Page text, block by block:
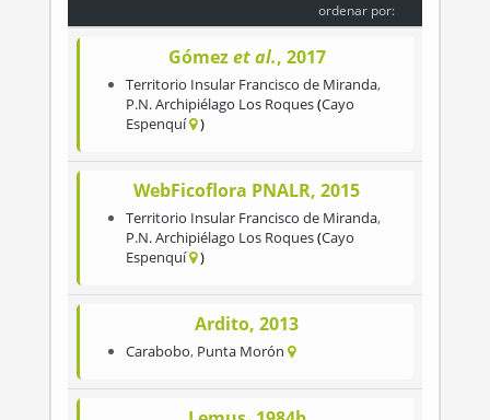
ordenar por:
Gómezet al., 2017
Territorio Insular Francisco de Miranda,
P.N. Archipiélago Los Roques Cayo
Espenquí
WebFicoflora PNALR, 2015
Territorio Insular Francisco de Miranda,
P.N. Archipiélago Los Roques Cayo
Espenquí
Ardito, 2013
Carabobo, Punta Morón